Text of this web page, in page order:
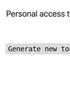
Generate new